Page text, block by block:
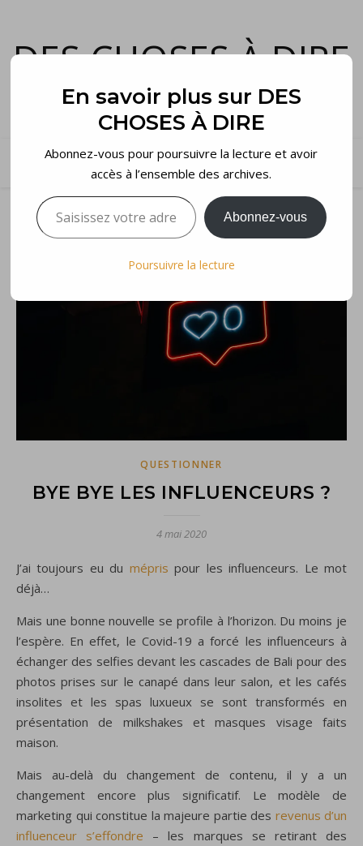
DES CHOSES À DIRE
et voilà…
QUESTIONNER
BYE BYE LES INFLUENCEURS ?
4 mai 2020
J’ai toujours eu du mépris pour les influenceurs. Le mot
déjà…
Mais une bonne nouvelle se profile à l’horizon. Du moins je
l’espère. En effet, le Covid-19 a forcé les influenceurs à
échanger des selfies devant les cascades de Bali pour des
photos prises sur le canapé dans leur salon, et les cafés
insolites et les spas luxueux se sont transformés en
présentation de milkshakes et masques visage faits
maison.
Mais au-delà du changement de contenu, il y a un
changement encore plus significatif. Le modèle de
marketing qui constitue la majeure partie des revenus d’un
influenceur s’effondre – les marques se retirant des
En savoir plus sur DES
CHOSES À DIRE
Abonnez-vous pour poursuivre la lecture et avoir
accès à l’ensemble des archives.
Saisissez votre adresse e-mail…
Abonnez-vous
Poursuivre la lecture